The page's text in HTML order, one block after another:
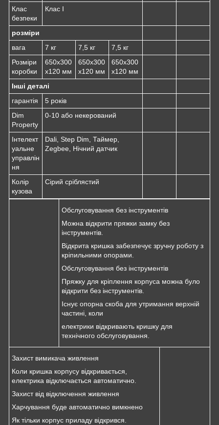
Клас
безпеки
Клас I
розміри
вага
7 кг 7,5 кг
7,5 кг
Розміри
коробки
650x300
x120 мм
650x300
x120 мм
650x300
x120 мм
Інші деталі
гарантія
5 років
Dim
Property
0-10 або некерований
Інтелект
уальне
управлін
ня
Dali, Step Dim, Таймер,
Zegbee, Нічний датчик
Колір
кузова
Сірий сріблястий
Обслуговування без інструментів
Можна відкрити пряжки замку без
інструментів.
Відкрита кришка забезпечує зручну роботу з
кріпильними опорами.
Обслуговування без інструментів
Пряжку для кріплення корпуса можна було
відкрити без інструментів.
Існує опорна скоба для утримання верхній
частині, коли
електрики відкривають кришку для
технічного обслуговування.
Захист вимикача живлення
Коли кришка корпусу відкривається,
електрика відключається автоматично.
Захист від відключення живлення
Харчування буде автоматично вимкнено
Як тільки корпус приладу відкрився.